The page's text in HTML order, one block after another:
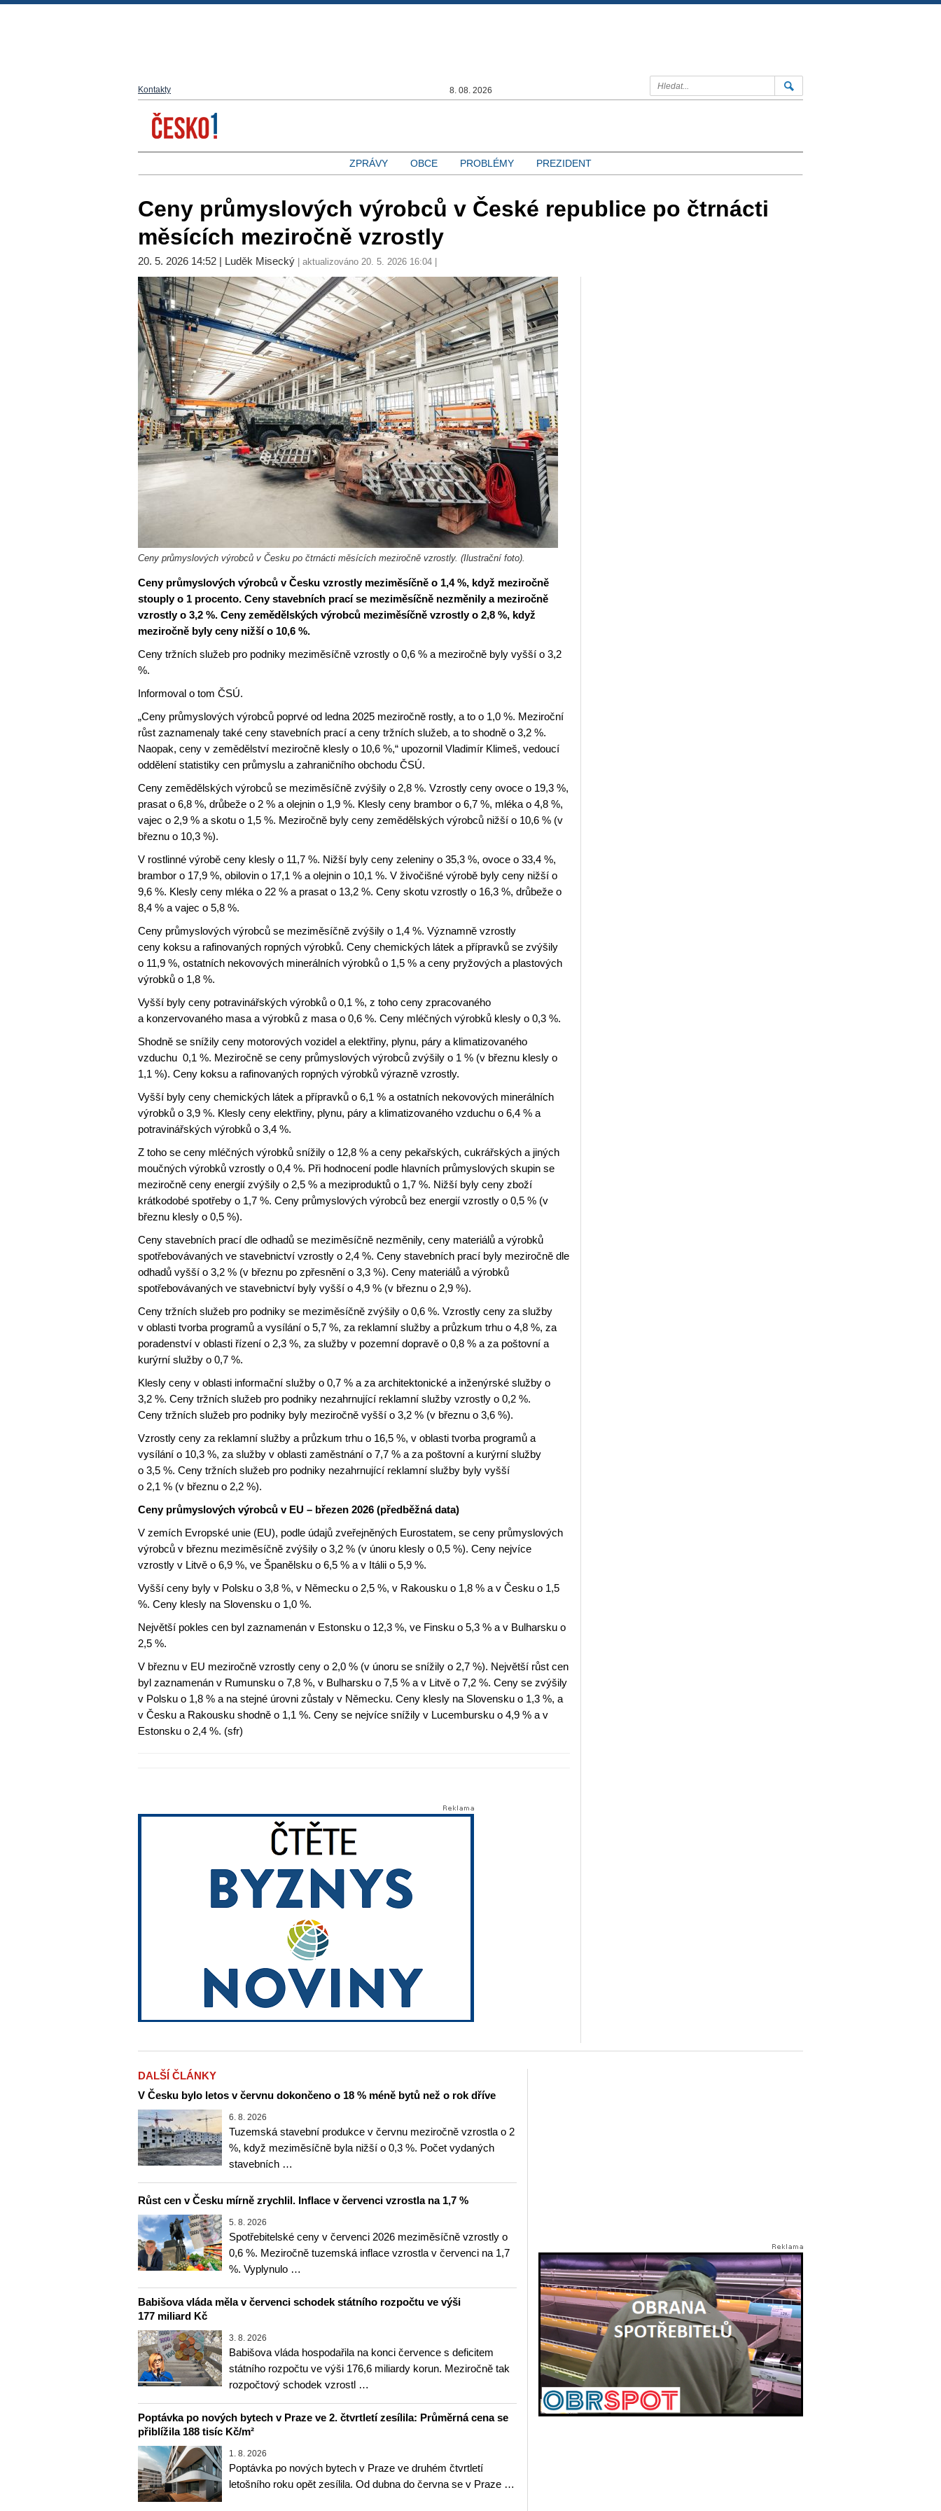
Kontakty 8. 08. 2026
ZPRÁVY OBCE PROBLÉMY PREZIDENT
Ceny průmyslových výrobců v České republice po čtrnácti
měsících meziročně vzrostly
20. 5. 2026 14:52 | Luděk Misecký | aktualizováno 20. 5. 2026 16:04 |
Ceny průmyslových výrobců v Česku po čtrnácti měsících meziročně vzrostly. (Ilustrační foto).
Ceny průmyslových výrobců v Česku vzrostly meziměsíčně o 1,4 %, když meziročně
stouply o 1 procento. Ceny stavebních prací se meziměsíčně nezměnily a meziročně
vzrostly o 3,2 %. Ceny zemědělských výrobců meziměsíčně vzrostly o 2,8 %, když
meziročně byly ceny nižší o 10,6 %.
Ceny tržních služeb pro podniky meziměsíčně vzrostly o 0,6 % a meziročně byly vyšší o 3,2
%.
Informoval o tom ČSÚ.
„Ceny průmyslových výrobců poprvé od ledna 2025 meziročně rostly, a to o 1,0 %. Meziroční
růst zaznamenaly také ceny stavebních prací a ceny tržních služeb, a to shodně o 3,2 %.
Naopak, ceny v zemědělství meziročně klesly o 10,6 %,“ upozornil Vladimír Klimeš, vedoucí
oddělení statistiky cen průmyslu a zahraničního obchodu ČSÚ.
Ceny zemědělských výrobců se meziměsíčně zvýšily o 2,8 %. Vzrostly ceny ovoce o 19,3 %,
prasat o 6,8 %, drůbeže o 2 % a olejnin o 1,9 %. Klesly ceny brambor o 6,7 %, mléka o 4,8 %,
vajec o 2,9 % a skotu o 1,5 %. Meziročně byly ceny zemědělských výrobců nižší o 10,6 % (v
březnu o 10,3 %).
V rostlinné výrobě ceny klesly o 11,7 %. Nižší byly ceny zeleniny o 35,3 %, ovoce o 33,4 %,
brambor o 17,9 %, obilovin o 17,1 % a olejnin o 10,1 %. V živočišné výrobě byly ceny nižší o
9,6 %. Klesly ceny mléka o 22 % a prasat o 13,2 %. Ceny skotu vzrostly o 16,3 %, drůbeže o
8,4 % a vajec o 5,8 %.
Ceny průmyslových výrobců se meziměsíčně zvýšily o 1,4 %. Významně vzrostly
ceny koksu a rafinovaných ropných výrobků. Ceny chemických látek a přípravků se zvýšily
o 11,9 %, ostatních nekovových minerálních výrobků o 1,5 % a ceny pryžových a plastových
výrobků o 1,8 %.
Vyšší byly ceny potravinářských výrobků o 0,1 %, z toho ceny zpracovaného
a konzervovaného masa a výrobků z masa o 0,6 %. Ceny mléčných výrobků klesly o 0,3 %.
Shodně se snížily ceny motorových vozidel a elektřiny, plynu, páry a klimatizovaného
vzduchu 0,1 %. Meziročně se ceny průmyslových výrobců zvýšily o 1 % (v březnu klesly o
1,1 %). Ceny koksu a rafinovaných ropných výrobků výrazně vzrostly.
Vyšší byly ceny chemických látek a přípravků o 6,1 % a ostatních nekovových minerálních
výrobků o 3,9 %. Klesly ceny elektřiny, plynu, páry a klimatizovaného vzduchu o 6,4 % a
potravinářských výrobků o 3,4 %.
Z toho se ceny mléčných výrobků snížily o 12,8 % a ceny pekařských, cukrářských a jiných
moučných výrobků vzrostly o 0,4 %. Při hodnocení podle hlavních průmyslových skupin se
meziročně ceny energií zvýšily o 2,5 % a meziproduktů o 1,7 %. Nižší byly ceny zboží
krátkodobé spotřeby o 1,7 %. Ceny průmyslových výrobců bez energií vzrostly o 0,5 % (v
březnu klesly o 0,5 %).
Ceny stavebních prací dle odhadů se meziměsíčně nezměnily, ceny materiálů a výrobků
spotřebovávaných ve stavebnictví vzrostly o 2,4 %. Ceny stavebních prací byly meziročně dle
odhadů vyšší o 3,2 % (v březnu po zpřesnění o 3,3 %). Ceny materiálů a výrobků
spotřebovávaných ve stavebnictví byly vyšší o 4,9 % (v březnu o 2,9 %).
Ceny tržních služeb pro podniky se meziměsíčně zvýšily o 0,6 %. Vzrostly ceny za služby
v oblasti tvorba programů a vysílání o 5,7 %, za reklamní služby a průzkum trhu o 4,8 %, za
poradenství v oblasti řízení o 2,3 %, za služby v pozemní dopravě o 0,8 % a za poštovní a
kurýrní služby o 0,7 %.
Klesly ceny v oblasti informační služby o 0,7 % a za architektonické a inženýrské služby o
3,2 %. Ceny tržních služeb pro podniky nezahrnující reklamní služby vzrostly o 0,2 %.
Ceny tržních služeb pro podniky byly meziročně vyšší o 3,2 % (v březnu o 3,6 %).
Vzrostly ceny za reklamní služby a průzkum trhu o 16,5 %, v oblasti tvorba programů a
vysílání o 10,3 %, za služby v oblasti zaměstnání o 7,7 % a za poštovní a kurýrní služby
o 3,5 %. Ceny tržních služeb pro podniky nezahrnující reklamní služby byly vyšší
o 2,1 % (v březnu o 2,2 %).
Ceny průmyslových výrobců v EU – březen 2026 (předběžná data)
V zemích Evropské unie (EU), podle údajů zveřejněných Eurostatem, se ceny průmyslových
výrobců v březnu meziměsíčně zvýšily o 3,2 % (v únoru klesly o 0,5 %). Ceny nejvíce
vzrostly v Litvě o 6,9 %, ve Španělsku o 6,5 % a v Itálii o 5,9 %.
Vyšší ceny byly v Polsku o 3,8 %, v Německu o 2,5 %, v Rakousku o 1,8 % a v Česku o 1,5
%. Ceny klesly na Slovensku o 1,0 %.
Největší pokles cen byl zaznamenán v Estonsku o 12,3 %, ve Finsku o 5,3 % a v Bulharsku o
2,5 %.
V březnu v EU meziročně vzrostly ceny o 2,0 % (v únoru se snížily o 2,7 %). Největší růst cen
byl zaznamenán v Rumunsku o 7,8 %, v Bulharsku o 7,5 % a v Litvě o 7,2 %. Ceny se zvýšily
v Polsku o 1,8 % a na stejné úrovni zůstaly v Německu. Ceny klesly na Slovensku o 1,3 %, a
v Česku a Rakousku shodně o 1,1 %. Ceny se nejvíce snížily v Lucembursku o 4,9 % a v
Estonsku o 2,4 %. (sfr)
DALŠÍ ČLÁNKY
V Česku bylo letos v červnu dokončeno o 18 % méně bytů než o rok dříve
6. 8. 2026
Tuzemská stavební produkce v červnu meziročně vzrostla o 2
%, když meziměsíčně byla nižší o 0,3 %. Počet vydaných
stavebních …
Růst cen v Česku mírně zrychlil. Inflace v červenci vzrostla na 1,7 %
5. 8. 2026
Spotřebitelské ceny v červenci 2026 meziměsíčně vzrostly o
0,6 %. Meziročně tuzemská inflace vzrostla v červenci na 1,7
%. Vyplynulo …
Babišova vláda měla v červenci schodek státního rozpočtu ve výši
177 miliard Kč
3. 8. 2026
Babišova vláda hospodařila na konci července s deficitem
státního rozpočtu ve výši 176,6 miliardy korun. Meziročně tak
rozpočtový schodek vzrostl …
Poptávka po nových bytech v Praze ve 2. čtvrtletí zesílila: Průměrná cena se
přiblížila 188 tisíc Kč/m²
1. 8. 2026
Poptávka po nových bytech v Praze ve druhém čtvrtletí
letošního roku opět zesílila. Od dubna do června se v Praze …